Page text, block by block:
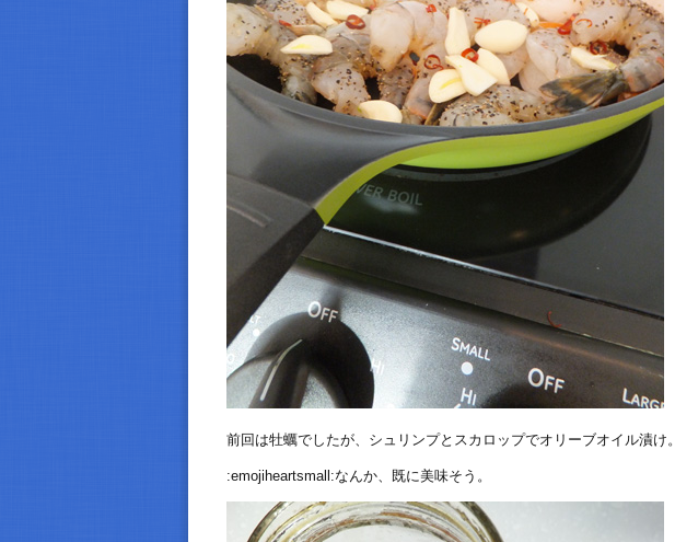
前回は牡蠣でしたが、シュリンプとスカロップでオリーブオイル漬け。
:emojiheartsmall:なんか、既に美味そう。